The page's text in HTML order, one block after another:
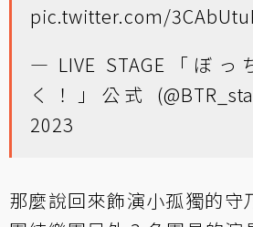
pic.twitter.com/
— LIVE STAGE「ぼっ
く！」公式
2023
那麼說回來飾演小孤獨的守